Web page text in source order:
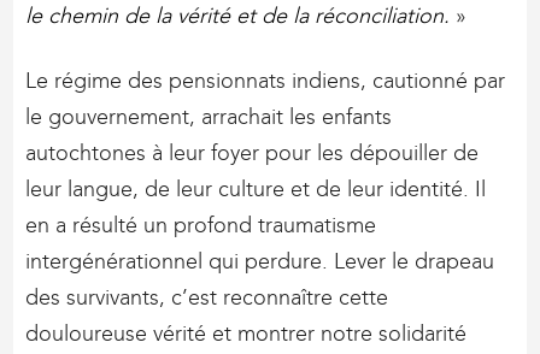
le chemin de la vérité et de la réconciliation. »
Le régime des pensionnats indiens, cautionné par
le gouvernement, arrachait les enfants
autochtones à leur foyer pour les dépouiller de
leur langue, de leur culture et de leur identité. Il
en a résulté un profond traumatisme
intergénérationnel qui perdure. Lever le drapeau
des survivants, c’est reconnaître cette
douloureuse vérité et montrer notre solidarité